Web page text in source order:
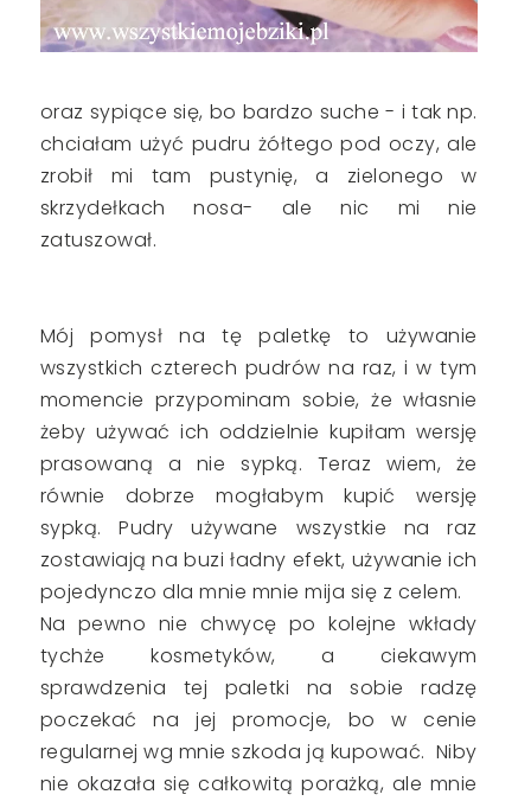
oraz sypiące się, bo bardzo suche - i tak np.
chciałam użyć pudru żółtego pod oczy, ale
zrobił mi tam pustynię, a zielonego w
skrzydełkach nosa- ale nic mi nie
zatuszował.
Mój pomysł na tę paletkę to używanie
wszystkich czterech pudrów na raz, i w tym
momencie przypominam sobie, że własnie
żeby używać ich oddzielnie kupiłam wersję
prasowaną a nie sypką. Teraz wiem, że
równie dobrze mogłabym kupić wersję
sypką. Pudry używane wszystkie na raz
zostawiają na buzi ładny efekt, używanie ich
pojedynczo dla mnie mnie mija się z celem.
Na pewno nie chwycę po kolejne wkłady
tychże kosmetyków, a ciekawym
sprawdzenia tej paletki na sobie radzę
poczekać na jej promocje, bo w cenie
regularnej wg mnie szkoda ją kupować. Niby
nie okazała się całkowitą porażką, ale mnie